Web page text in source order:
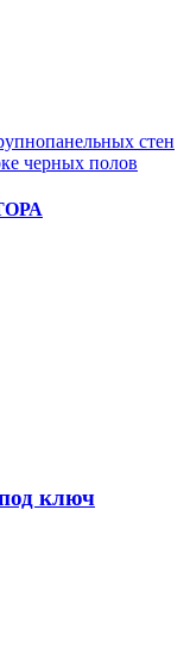
стен
черных полов
ключ